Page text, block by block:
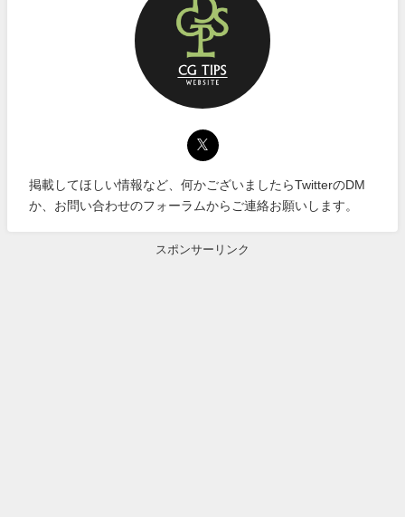
掲載してほしい情報など、何かございましたらTwitterのDM
か、お問い合わせのフォーラムからご連絡お願いします。
スポンサーリンク